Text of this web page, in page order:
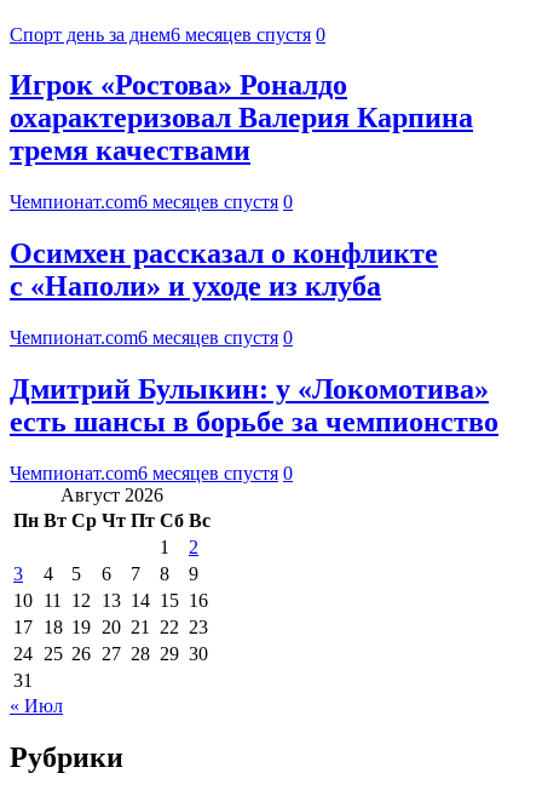
Спорт день за днем6 месяцев спустя 0
Игрок «Ростова» Роналдо
охарактеризовал Валерия Карпина
тремя качествами
Чемпионат.com6 месяцев спустя 0
Осимхен рассказал о конфликте
с «Наполи» и уходе из клуба
Чемпионат.com6 месяцев спустя 0
Дмитрий Булыкин: у «Локомотива»
есть шансы в борьбе за чемпионство
Чемпионат.com6 месяцев спустя 0
Август 2026
Пн Вт Ср Чт Пт Сб Вс
1
2
3
4 5 6 7 8
9
10 11 12 13 14 15 16
17 18 19 20 21 22 23
24 25 26 27 28 29 30
31
« Июл
Рубрики